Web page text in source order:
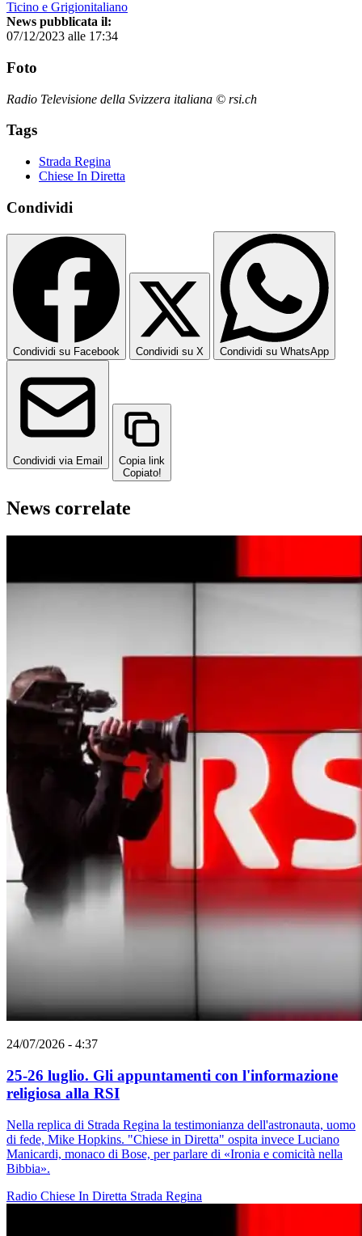
Ticino e Grigionitaliano
News pubblicata il:
07/12/2023 alle 17:34
Foto
Radio Televisione della Svizzera italiana © rsi.ch
Tags
Strada Regina
Chiese In Diretta
Condividi
Condividi su Facebook Condividi su X Condividi su WhatsApp
Condividi via Email
Copia link
Copiato!
News correlate
24/07/2026 - 4:37
25-26 luglio. Gli appuntamenti con l'informazione
religiosa alla RSI
Nella replica di Strada Regina la testimonianza dell'astronauta, uomo
di fede, Mike Hopkins. "Chiese in Diretta" ospita invece Luciano
Manicardi, monaco di Bose, per parlare di «Ironia e comicità nella
Bibbia».
Radio Chiese In Diretta Strada Regina